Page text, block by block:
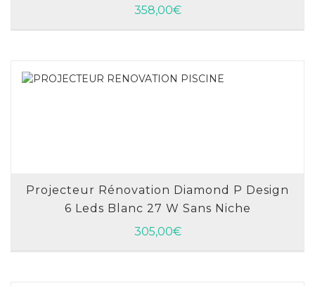
358,00€
AJOUTER AU PANIER
Projecteur Rénovation Diamond P Design
6 Leds Blanc 27 W Sans Niche
305,00€
AJOUTER AU PANIER